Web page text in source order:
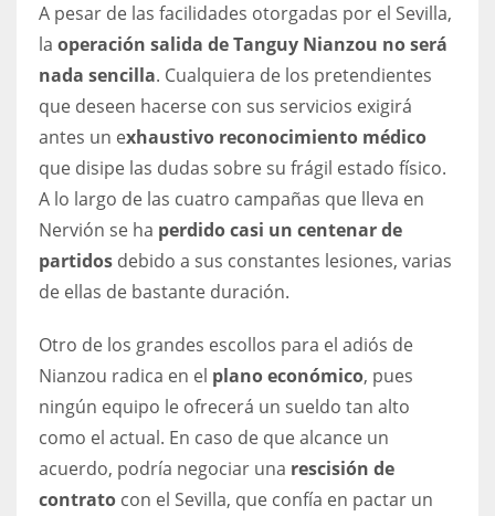
26
A pesar de las facilidades otorgadas por el Sevilla,
la operación salida de Tanguy Nianzou no será
nada sencilla. Cualquiera de los pretendientes
que deseen hacerse con sus servicios exigirá
antes un exhaustivo reconocimiento médico
que disipe las dudas sobre su frágil estado físico.
A lo largo de las cuatro campañas que lleva en
Nervión se ha perdido casi un centenar de
partidos debido a sus constantes lesiones, varias
de ellas de bastante duración.
Otro de los grandes escollos para el adiós de
Nianzou radica en el plano económico, pues
ningún equipo le ofrecerá un sueldo tan alto
como el actual. En caso de que alcance un
acuerdo, podría negociar una rescisión de
contrato con el Sevilla, que confía en pactar un